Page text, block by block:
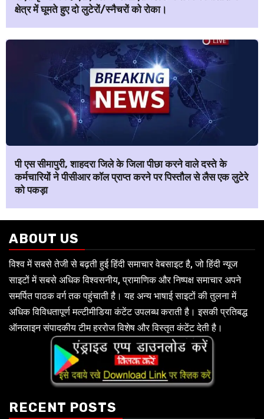
क्षेत्र में घूमते हुए दो लुटेरों/स्नैचरों को रोका।
पी एस सीमापुरी, शाहदरा जिले के जिला पीछा करने वाले दस्ते के
कर्मचारियों ने पीसीआर कॉल प्राप्त करने पर पिस्तौल से लैस एक लुटेरे
को पकड़ा
ABOUT US
विश्व में सबसे तेजी से बढ़ती हुई हिंदी समाचार वेबसाइट है, जो हिंदी न्यूज
साइटों में सबसे अधिक विश्वसनीय, प्रामाणिक और निष्पक्ष समाचार अपने
समर्पित पाठक वर्ग तक पहुंचाती है। यह अन्य भाषाई साइटों की तुलना में
अधिक विविधतापूर्ण मल्टीमीडिया कंटेंट उपलब्ध कराती है। इसकी प्रतिबद्ध
ऑनलाइन संपादकीय टीम हररोज विशेष और विस्तृत कंटेंट देती है।
RECENT POSTS